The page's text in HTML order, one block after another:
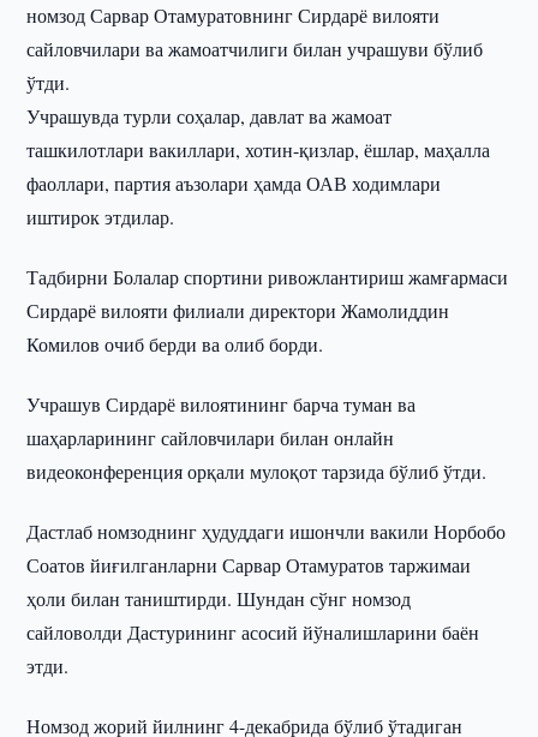
номзод Сарвар Отамуратовнинг Сирдарё вилояти
сайловчилари ва жамоатчилиги билан учрашуви бўлиб
ўтди.
Учрашувда турли соҳалар, давлат ва жамоат
ташкилотлари вакиллари, хотин-қизлар, ёшлар, маҳалла
фаоллари, партия аъзолари ҳамда ОАВ ходимлари
иштирок этдилар.
Тадбирни Болалар спортини ривожлантириш жамғармаси
Сирдарё вилояти филиали директори Жамолиддин
Комилов очиб берди ва олиб борди.
Учрашув Сирдарё вилоятининг барча туман ва
шаҳарларининг сайловчилари билан онлайн
видеоконференция орқали мулоқот тарзида бўлиб ўтди.
Дастлаб номзоднинг ҳудуддаги ишончли вакили Норбобо
Соатов йиғилганларни Сарвар Отамуратов таржимаи
ҳоли билан таништирди. Шундан сўнг номзод
сайловолди Дастурининг асосий йўналишларини баён
этди.
Номзод жорий йилнинг 4-декабрида бўлиб ўтадиган